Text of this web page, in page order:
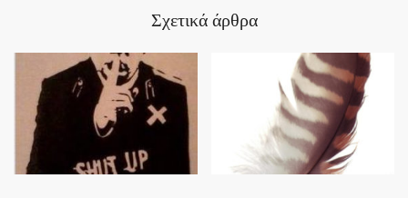
Σχετικά άρθρα